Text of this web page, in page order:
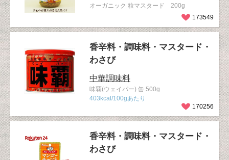
オーガニック 粒マスタード 200g
173549
香辛料・調味料・マスタード・
わさび
中華調味料
味覇(ウェイパー) 缶 500g
403kcal/100gあたり
170256
香辛料・調味料・マスタード・
わさび